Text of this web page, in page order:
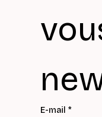
E-mail *